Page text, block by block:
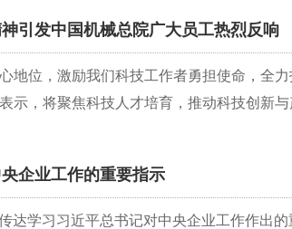
引发中国机械总院广大员工热烈反响
地位，激励我们科技工作者勇担使命，全
示，将聚焦科技人才培育，推动科技创新与
企业工作的重要指示
达学习习近平总书记对中央企业工作作出